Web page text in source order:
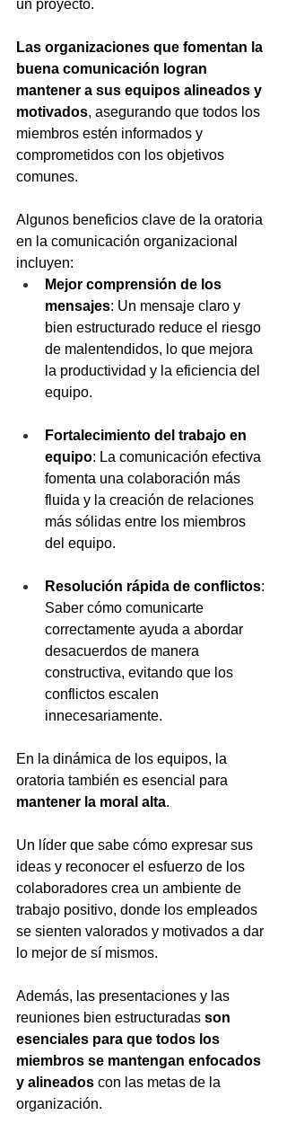
un proyecto.
Las organizaciones que fomentan la
buena comunicación logran
mantener a sus equipos alineados y
motivados, asegurando que todos los
miembros estén informados y
comprometidos con los objetivos
comunes.
Algunos beneficios clave de la oratoria
en la comunicación organizacional
incluyen:
Mejor comprensión de los
mensajes: Un mensaje claro y
bien estructurado reduce el riesgo
de malentendidos, lo que mejora
la productividad y la eficiencia del
equipo.
Fortalecimiento del trabajo en
equipo: La comunicación efectiva
fomenta una colaboración más
fluida y la creación de relaciones
más sólidas entre los miembros
del equipo.
Resolución rápida de conflictos:
Saber cómo comunicarte
correctamente ayuda a abordar
desacuerdos de manera
constructiva, evitando que los
conflictos escalen
innecesariamente.
En la dinámica de los equipos, la
oratoria también es esencial para
mantener la moral alta.
Un líder que sabe cómo expresar sus
ideas y reconocer el esfuerzo de los
colaboradores crea un ambiente de
trabajo positivo, donde los empleados
se sienten valorados y motivados a dar
lo mejor de sí mismos.
Además, las presentaciones y las
reuniones bien estructuradas son
esenciales para que todos los
miembros se mantengan enfocados
y alineados con las metas de la
organización.